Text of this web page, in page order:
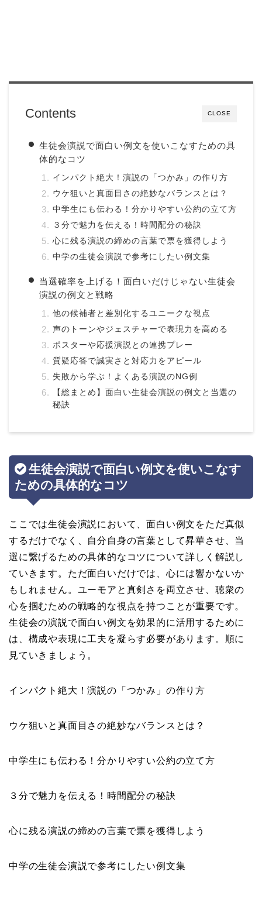
CLOSE
Contents
生徒会演説で面白い例文を使いこなすための具
体的なコツ
インパクト絶大！演説の「つかみ」の作り方
ウケ狙いと真面目さの絶妙なバランスとは？
中学生にも伝わる！分かりやすい公約の立て方
３分で魅力を伝える！時間配分の秘訣
心に残る演説の締めの言葉で票を獲得しよう
中学の生徒会演説で参考にしたい例文集
当選確率を上げる！面白いだけじゃない生徒会
演説の例文と戦略
他の候補者と差別化するユニークな視点
声のトーンやジェスチャーで表現力を高める
ポスターや応援演説との連携プレー
質疑応答で誠実さと対応力をアピール
失敗から学ぶ！よくある演説のNG例
【総まとめ】面白い生徒会演説の例文と当選の
秘訣
生徒会演説で面白い例文を使いこなす
ための具体的なコツ
ここでは生徒会演説において、面白い例文をただ真似
するだけでなく、自分自身の言葉として昇華させ、当
選に繋げるための具体的なコツについて詳しく解説し
ていきます。ただ面白いだけでは、心には響かないか
もしれません。ユーモアと真剣さを両立させ、聴衆の
心を掴むための戦略的な視点を持つことが重要です。
生徒会の演説で面白い例文を効果的に活用するために
は、構成や表現に工夫を凝らす必要があります。順に
見ていきましょう。
インパクト絶大！演説の「つかみ」の作り方
ウケ狙いと真面目さの絶妙なバランスとは？
中学生にも伝わる！分かりやすい公約の立て方
３分で魅力を伝える！時間配分の秘訣
心に残る演説の締めの言葉で票を獲得しよう
中学の生徒会演説で参考にしたい例文集